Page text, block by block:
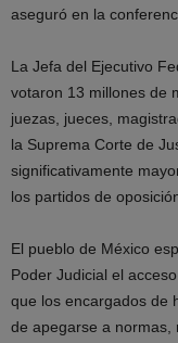
aseguró en la
La Jefa del Ejecutivo
votaron 13 millones de
juezas, jueces,
la Suprema Corte de
significativamente
los partidos de
El pueblo de México
Poder Judicial el
que los encargados de
de apegarse a normas,